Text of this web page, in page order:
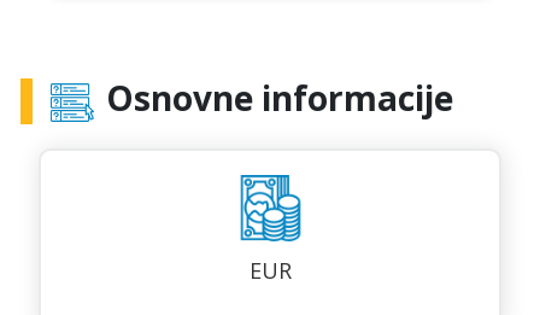
Osnovne informacije
EUR